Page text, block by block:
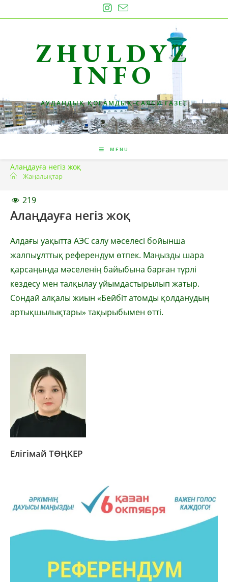
to
ZHULDYZ
INFO
АУДАНДЫҚ ҚОҒАМДЫҚ-САЯСИ ГАЗЕТ
MENU
Алаңдауға негіз жоқ
Жаңалықтар
219
Алаңдауға негіз жоқ
Алдағы уақытта АЭС салу мәселесі бойынша
жалпыұлттық референдум өтпек. Маңызды шара
қарсаңында мәселенің байы­бына барған түрлі
кездесу мен талқылау ұйымдастырылып жатыр.
Сондай алқалы жиын «Бейбіт атомды қолданудың
артықшылықтары» тақырыбымен өтті.
Елігімай ТӨҢКЕР